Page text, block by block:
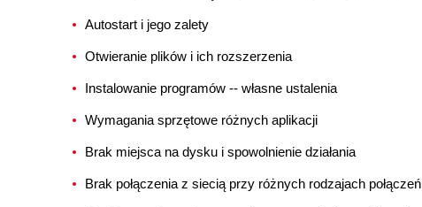
Autostart i jego zalety
Otwieranie plików i ich rozszerzenia
Instalowanie programów -- własne ustalenia
Wymagania sprzętowe różnych aplikacji
Brak miejsca na dysku i spowolnienie działania
Brak połączenia z siecią przy różnych rodzajach połączeń